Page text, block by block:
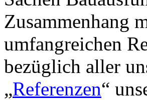
Zusammenhang
umfangreichen
bezüglich aller
„Referenzen“